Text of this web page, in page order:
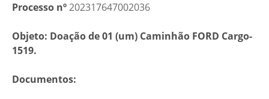
Processo nº202317647002036
Objeto: Doação de 01 (um) Caminhão FORD Cargo-
1519.
Documentos: